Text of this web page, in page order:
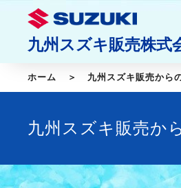
九州スズキ販売株式
ホーム 九州スズキ販売から
九州スズキ販売か